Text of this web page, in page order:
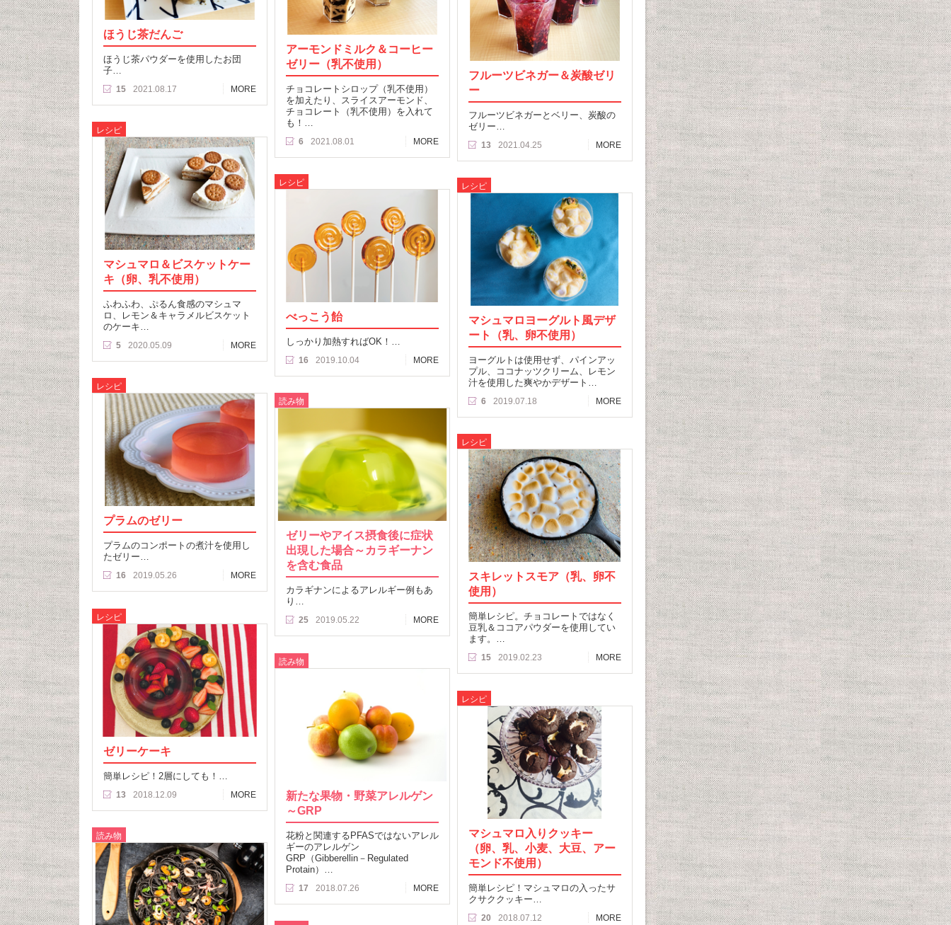
ほうじ茶だんご
ほうじ茶パウダーを使用したお団
子…
15 2021.08.17 MORE
アーモンドミルク＆コーヒー
ゼリー（乳不使用）
チョコレートシロップ（乳不使用）
を加えたり、スライスアーモンド、
チョコレート（乳不使用）を入れて
も！…
6 2021.08.01 MORE
フルーツビネガー＆炭酸ゼリ
ー
フルーツビネガーとベリー、炭酸の
ゼリー…
13 2021.04.25 MORE
レシピ
マシュマロ＆ビスケットケー
キ（卵、乳不使用）
ふわふわ、ぷるん食感のマシュマ
ロ、レモン＆キャラメルビスケット
のケーキ…
5 2020.05.09 MORE
レシピ
べっこう飴
しっかり加熱すればOK！…
16 2019.10.04 MORE
レシピ
マシュマロヨーグルト風デザ
ート（乳、卵不使用）
ヨーグルトは使用せず、パインアッ
プル、ココナッツクリーム、レモン
汁を使用した爽やかデザート…
6 2019.07.18 MORE
レシピ
プラムのゼリー
プラムのコンポートの煮汁を使用し
たゼリー…
16 2019.05.26 MORE
読み物
ゼリーやアイス摂食後に症状
出現した場合～カラギーナン
を含む食品
カラギナンによるアレルギー例もあ
り…
25 2019.05.22 MORE
レシピ
スキレットスモア（乳、卵不
使用）
簡単レシピ。チョコレートではなく
豆乳＆ココアパウダーを使用してい
ます。…
15 2019.02.23 MORE
レシピ
ゼリーケーキ
簡単レシピ！2層にしても！…
13 2018.12.09 MORE
読み物
新たな果物・野菜アレルゲン
～GRP
花粉と関連するPFASではないアレル
ギーのアレルゲン
GRP（Gibberellin－Regulated
Protain）…
17 2018.07.26 MORE
レシピ
マシュマロ入りクッキー
（卵、乳、小麦、大豆、アー
モンド不使用）
簡単レシピ！マシュマロの入ったサ
クサククッキー…
20 2018.07.12 MORE
読み物